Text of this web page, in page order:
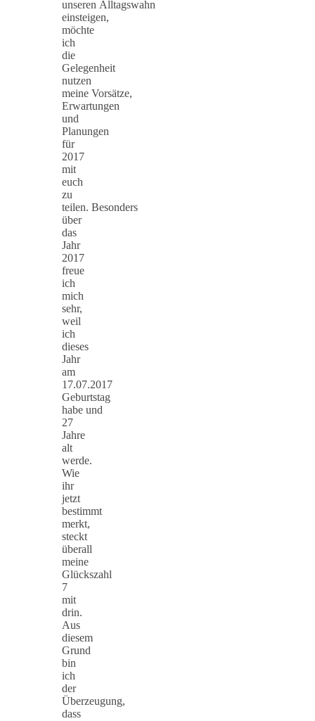
unseren Alltagswahn
einsteigen,
möchte
ich
die
Gelegenheit
nutzen
meine Vorsätze,
Erwartungen
und
Planungen
für
2017
mit
euch
zu
teilen. Besonders
über
das
Jahr
2017
freue
ich
mich
sehr,
weil
ich
dieses
Jahr
am
17.07.2017
Geburtstag
habe und
27
Jahre
alt
werde.
Wie
ihr
jetzt
bestimmt
merkt,
steckt
überall
meine
Glückszahl
7
mit
drin.
Aus
diesem
Grund
bin
ich
der
Überzeugung,
dass